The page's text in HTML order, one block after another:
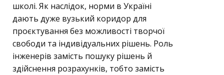
школі. Як наслідок, норми в Україні
дають дуже вузький коридор для
проєктування без можливості творчої
свободи та індивідуальних рішень. Роль
інженерів замість пошуку рішень й
здійснення розрахунків, тобто замість